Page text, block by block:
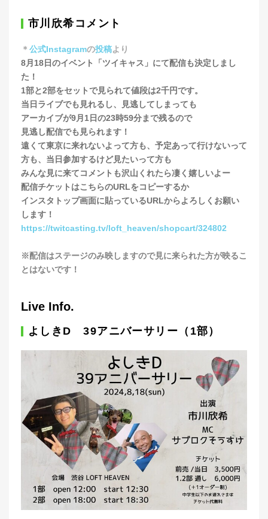
市川欣希コメント
＊ 公式Instagramの投稿より
8月18日のイベント「ツイキャス」にて配信も決定しまし
た！
1部と2部をセットで見られて値段は2千円です。
当日ライブでも見れるし、見逃してしまっても
アーカイブが9月1日の23時59分まで残るので
見逃し配信でも見られます！
遠くて東京に来れないよって方も、予定あって行けないって
方も、当日参加するけど見たいって方も
みんな見に来てコメントも沢山くれたら凄く嬉しいよー
配信チケットはこちらのURLをコピーするか
インスタトップ画面に貼っているURLからよろしくお願い
します！
https://twitcasting.tv/loft_heaven/shopcart/324802
※配信はステージのみ映しますので見に来られた方が映るこ
とはないです！
Live Info.
よしきD 39アニバーサリー（1部）